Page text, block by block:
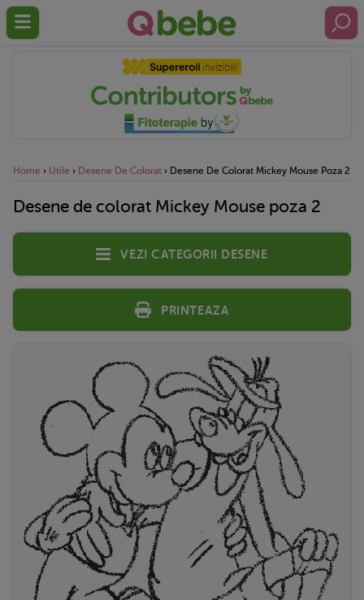
Home › Utile › Desene De Colorat › Desene De Colorat Mickey Mouse Poza 2
Desene de colorat Mickey Mouse poza 2
Vezi categorii desene
Printeaza